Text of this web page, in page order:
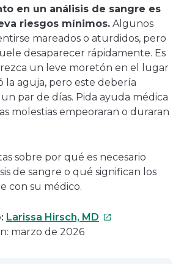
en un análisis de sangre es
riesgos mínimos. Algunos
mareados o aturdidos, pero
desaparecer rápidamente. Es
un leve moretón en el lugar
la aguja, pero este debería
par de días. Pida ayuda médica
molestias empeoraran o duraran
sobre por qué es necesario
de sangre o qué significan los
con su médico.
Larissa Hirsch, MD Este
marzo de 2026